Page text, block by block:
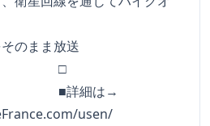
のまま放送
□
は→
usen/